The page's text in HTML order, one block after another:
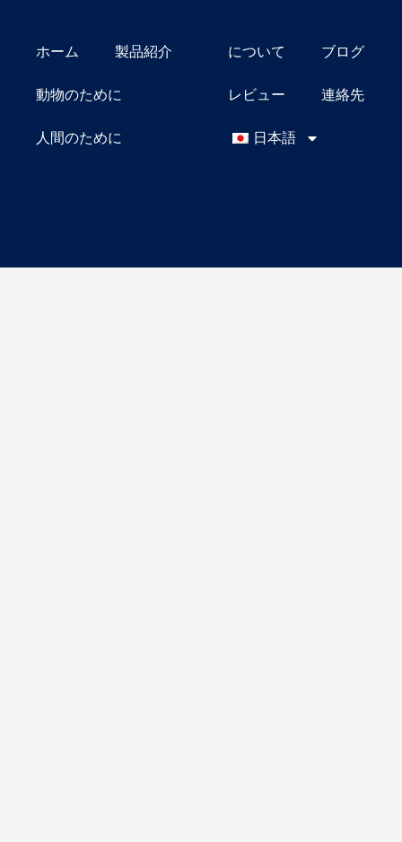
ホーム 製品紹介
動物のために
人間のために
について ブログ
レビュー 連絡先
日本語